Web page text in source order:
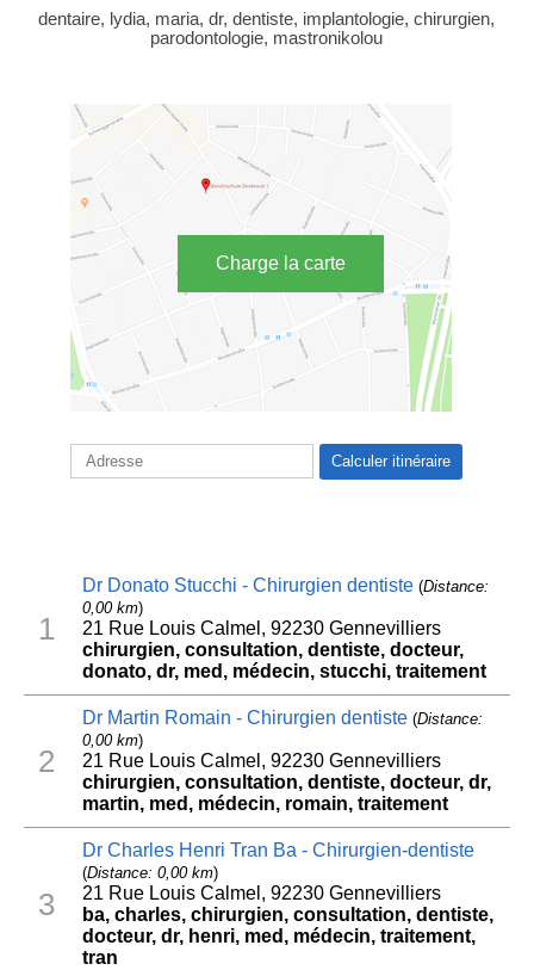
dentaire, lydia, maria, dr, dentiste, implantologie, chirurgien,
parodontologie, mastronikolou
Charge la carte
1
Dr Donato Stucchi - Chirurgien dentiste(Distance:
0,00 km)
21 Rue Louis Calmel, 92230 Gennevilliers
chirurgien, consultation, dentiste, docteur,
donato, dr, med, médecin, stucchi, traitement
2
Dr Martin Romain - Chirurgien dentiste(Distance:
0,00 km)
21 Rue Louis Calmel, 92230 Gennevilliers
chirurgien, consultation, dentiste, docteur, dr,
martin, med, médecin, romain, traitement
3
Dr Charles Henri Tran Ba - Chirurgien-dentiste
(Distance: 0,00 km)
21 Rue Louis Calmel, 92230 Gennevilliers
ba, charles, chirurgien, consultation, dentiste,
docteur, dr, henri, med, médecin, traitement,
tran